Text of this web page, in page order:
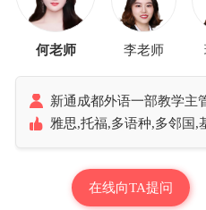
何老师 李老师
新通成都外语一部教学主
雅思,托福,多语种,多邻国,
在线向TA提问